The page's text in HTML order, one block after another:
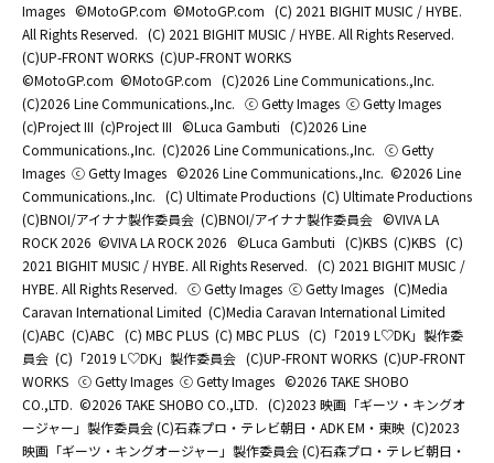
Images ©MotoGP.com ©MotoGP.com (C) 2021 BIGHIT MUSIC / HYBE.
All Rights Reserved. (C) 2021 BIGHIT MUSIC / HYBE. All Rights Reserved.
(C)UP-FRONT WORKS (C)UP-FRONT WORKS
©MotoGP.com ©MotoGP.com (C)2026 Line Communications.,Inc.
(C)2026 Line Communications.,Inc. ⓒ Getty Images ⓒ Getty Images
(c)Project III (c)Project III ©Luca Gambuti (C)2026 Line
Communications.,Inc. (C)2026 Line Communications.,Inc. ⓒ Getty
Images ⓒ Getty Images ©2026 Line Communications.,Inc. ©2026 Line
Communications.,Inc. (C) Ultimate Productions (C) Ultimate Productions
(C)BNOI/アイナナ製作委員会 (C)BNOI/アイナナ製作委員会 ©️VIVA LA
ROCK 2026 ©️VIVA LA ROCK 2026 ©Luca Gambuti (C)KBS (C)KBS (C)
2021 BIGHIT MUSIC / HYBE. All Rights Reserved. (C) 2021 BIGHIT MUSIC /
HYBE. All Rights Reserved. ⓒ Getty Images ⓒ Getty Images (C)Media
Caravan International Limited (C)Media Caravan International Limited
(C)ABC (C)ABC (C) MBC PLUS (C) MBC PLUS (C)「2019 L♡DK」製作委
員会 (C)「2019 L♡DK」製作委員会 (C)UP-FRONT WORKS (C)UP-FRONT
WORKS ⓒ Getty Images ⓒ Getty Images ©2026 TAKE SHOBO
CO.,LTD. ©2026 TAKE SHOBO CO.,LTD. (C)2023 映画「ギーツ・キングオ
ージャー」製作委員会 (C)石森プロ・テレビ朝日・ADK EM・東映 (C)2023
映画「ギーツ・キングオージャー」製作委員会 (C)石森プロ・テレビ朝日・